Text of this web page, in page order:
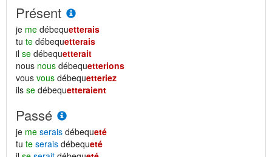
Présent
je me débequetterais
tu te débequetterais
il se débequetterait
nous nous débequetterions
vous vous débequetteriez
ils se débequetteraient
Passé
je me serais débequeté
tu te serais débequeté